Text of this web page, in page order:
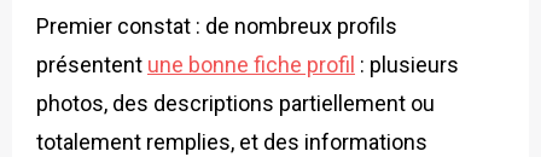
Premier constat : de nombreux profils
présentent une bonne fiche profil : plusieurs
photos, des descriptions partiellement ou
totalement remplies, et des informations